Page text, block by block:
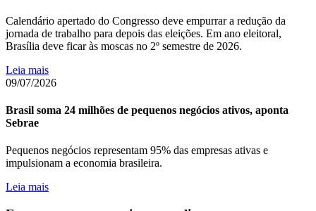
Calendário apertado do Congresso deve empurrar a redução da
jornada de trabalho para depois das eleições. Em ano eleitoral,
Brasília deve ficar às moscas no 2º semestre de 2026.
Leia mais
09/07/2026
Brasil soma 24 milhões de pequenos negócios ativos, aponta
Sebrae
Pequenos negócios representam 95% das empresas ativas e
impulsionam a economia brasileira.
Leia mais